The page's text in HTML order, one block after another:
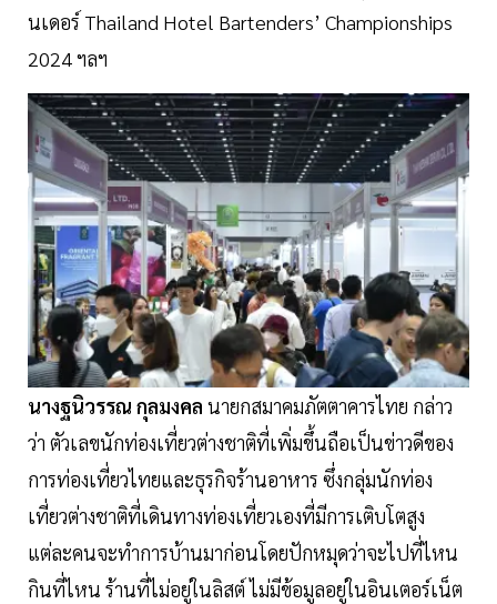
นเดอร์ Thailand Hotel Bartenders’ Championships
2024 ฯลฯ
นางฐนิวรรณ กุลมงคล นายกสมาคมภัตตาคารไทย กล่าว
ว่า ตัวเลขนักท่องเที่ยวต่างชาติที่เพิ่มขึ้นถือเป็นข่าวดีของ
การท่องเที่ยวไทยและธุรกิจร้านอาหาร ซึ่งกลุ่มนักท่อง
เที่ยวต่างชาติที่เดินทางท่องเที่ยวเองที่มีการเติบโตสูง
แต่ละคนจะทำการบ้านมาก่อนโดยปักหมุดว่าจะไปที่ไหน
กินที่ไหน ร้านที่ไม่อยู่ในลิสต์ ไม่มีข้อมูลอยู่ในอินเตอร์เน็ต